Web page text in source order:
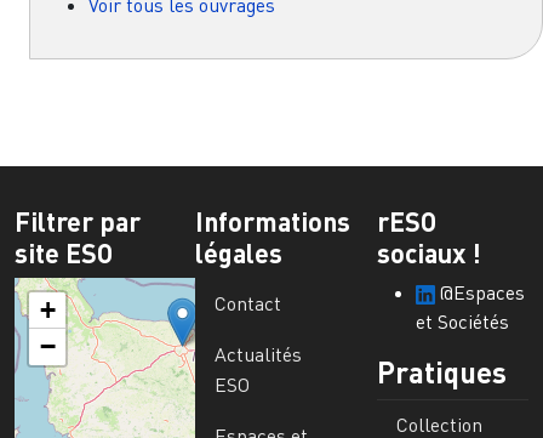
Voir tous les ouvrages
Filtrer par
site ESO
+
−
Informations
légales
Contact
Actualités
ESO
rESO
sociaux !
@Espaces
et Sociétés
Pratiques
Collection